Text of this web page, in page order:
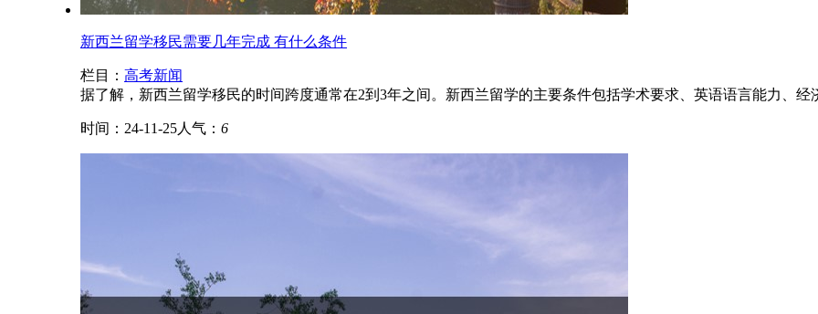
新西兰留学移民需要几年完成 有什么条件
栏目： 高考新闻
据了解，新西兰留学移民的时间跨度通常在2到3年之间‌。新西兰留学的主要条件包括学术要求、英语语言能力、经
时间：24-11-25人气： 6